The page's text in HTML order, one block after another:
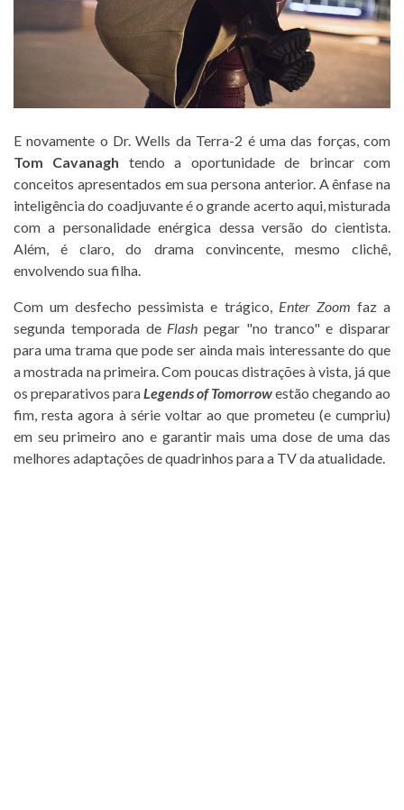
E novamente o Dr. Wells da Terra-2 é uma das forças, com
Tom Cavanagh tendo a oportunidade de brincar com
conceitos apresentados em sua persona anterior. A ênfase na
inteligência do coadjuvante é o grande acerto aqui, misturada
com a personalidade enérgica dessa versão do cientista.
Além, é claro, do drama convincente, mesmo clichê,
envolvendo sua filha.
Com um desfecho pessimista e trágico, Enter Zoom faz a
segunda temporada de Flash pegar "no tranco" e disparar
para uma trama que pode ser ainda mais interessante do que
a mostrada na primeira. Com poucas distrações à vista, já que
os preparativos paraLegends of Tomorrowestão chegando ao
fim, resta agora à série voltar ao que prometeu (e cumpriu)
em seu primeiro ano e garantir mais uma dose de uma das
melhores adaptações de quadrinhos para a TV da atualidade.